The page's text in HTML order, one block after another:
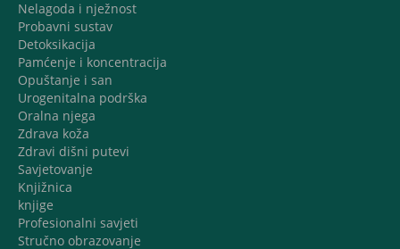
Nelagoda i nježnost
Probavni sustav
Detoksikacija
Pamćenje i koncentracija
Opuštanje i san
Urogenitalna podrška
Oralna njega
Zdrava koža
Zdravi dišni putevi
Savjetovanje
Knjižnica
knjige
Profesionalni savjeti
Stručno obrazovanje